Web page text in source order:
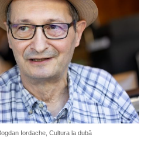
Iordache, Cultura la dubă